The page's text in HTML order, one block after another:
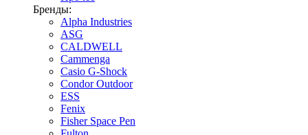
Бренды:
Alpha Industries
ASG
CALDWELL
Cammenga
Casio G-Shock
Condor Outdoor
ESS
Fenix
Fisher Space Pen